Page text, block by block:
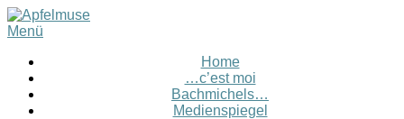
Menü
Home
…c’est moi
Bachmichels…
Medienspiegel